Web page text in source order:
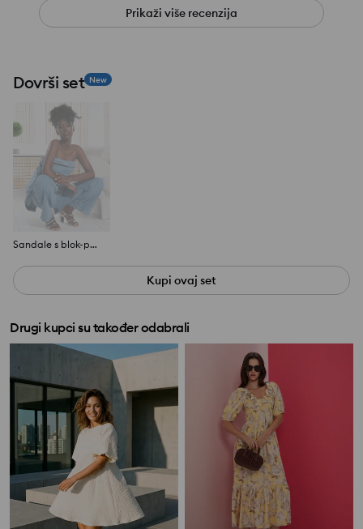
Prikaži više recenzija
Dovrši set New
Sandale s blok-potpeticama
Kupi ovaj set
Drugi kupci su također odabrali